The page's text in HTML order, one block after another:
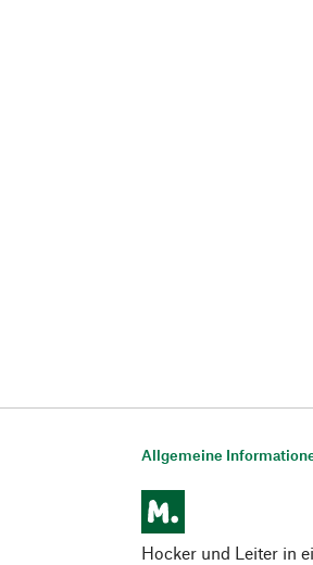
Allgemeine
Hocker und Leiter in